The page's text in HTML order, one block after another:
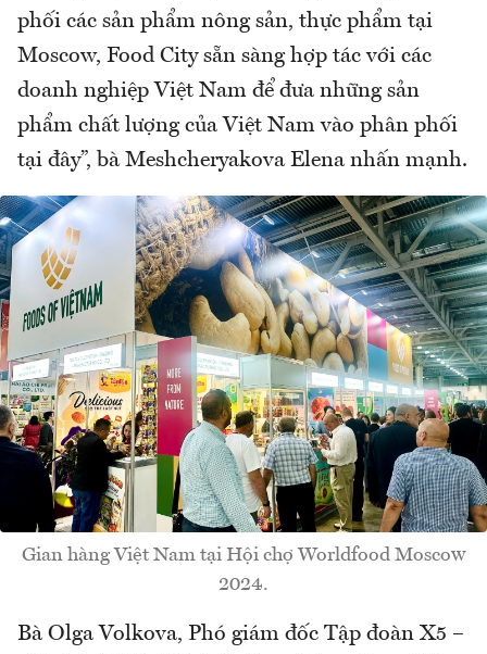
phối các sản phẩm nông sản, thực phẩm tại
Moscow, Food City sẵn sàng hợp tác với các
doanh nghiệp Việt Nam để đưa những sản
phẩm chất lượng của Việt Nam vào phân phối
tại đây”, bà Meshcheryakova Elena nhấn mạnh.
Gian hàng Việt Nam tại Hội chợ Worldfood Moscow
2024.
Bà Olga Volkova, Phó giám đốc Tập đoàn X5 –